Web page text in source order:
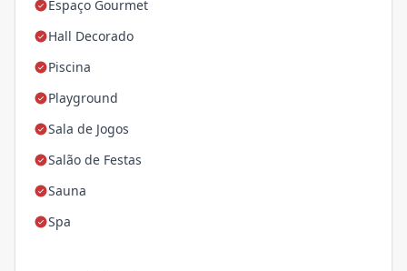
Espaço Gourmet
Hall Decorado
Piscina
Playground
Sala de Jogos
Salão de Festas
Sauna
Spa